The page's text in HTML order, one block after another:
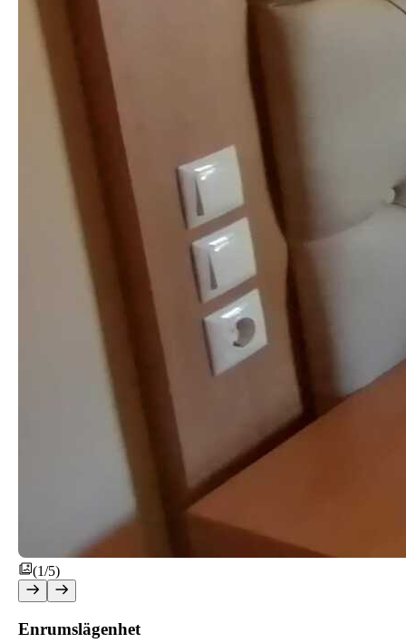
(1/5)
Enrumslägenhet